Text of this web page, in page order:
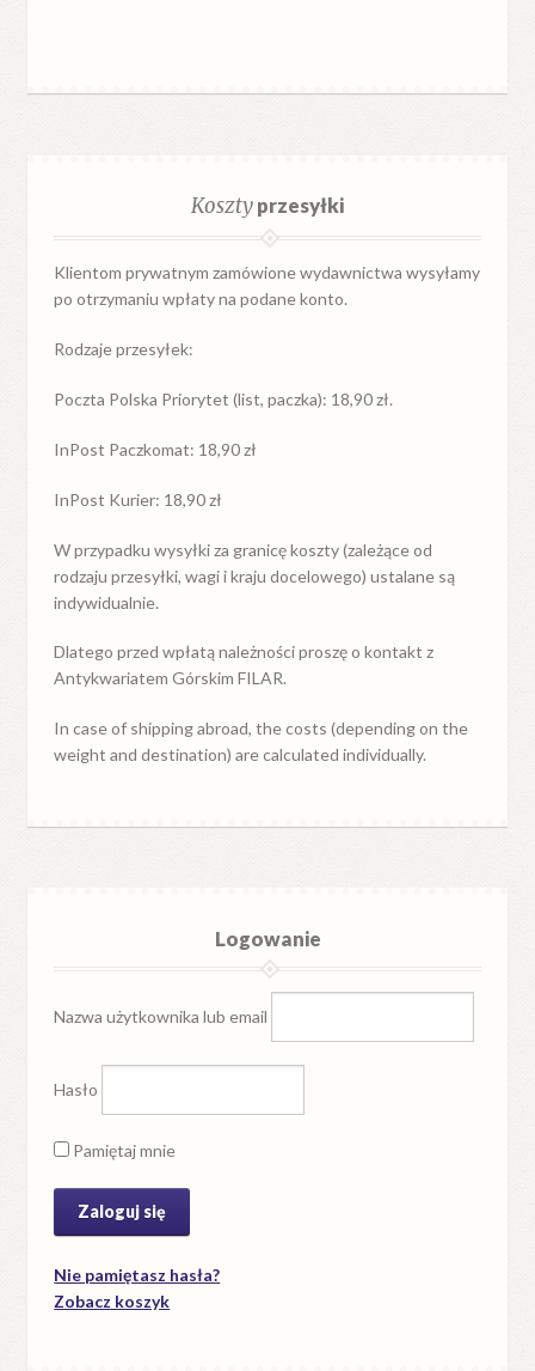
Kosztyprzesyłki
Klientom prywatnym zamówione wydawnictwa wysyłamy
po otrzymaniu wpłaty na podane konto.
Rodzaje przesyłek:
Poczta Polska Priorytet (list, paczka): 18,90 zł.
InPost Paczkomat: 18,90 zł
InPost Kurier: 18,90 zł
W przypadkuwysyłkiza granicękoszty (zależące od
rodzaju przesyłki, wagi i kraju docelowego) ustalane są
indywidualnie.
Dlatego przed wpłatą należności proszę o kontakt z
Antykwariatem Górskim FILAR.
In case of shipping abroad, the costs (depending on the
weight and destination) are calculated individually.
Logowanie
Nazwa użytkownika lub email
Hasło
Pamiętaj mnie
Nie pamiętasz hasła?
Zobacz koszyk